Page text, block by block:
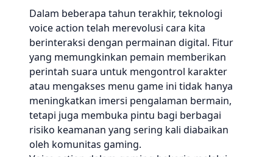
Dalam beberapa tahun terakhir, teknologi
voice action telah merevolusi cara kita
berinteraksi dengan permainan digital. Fitur
yang memungkinkan pemain memberikan
perintah suara untuk mengontrol karakter
atau mengakses menu game ini tidak hanya
meningkatkan imersi pengalaman bermain,
tetapi juga membuka pintu bagi berbagai
risiko keamanan yang sering kali diabaikan
oleh komunitas gaming.